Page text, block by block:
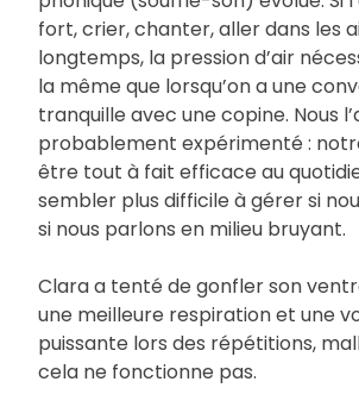
fort, crier, chanter, aller dans les
longtemps, la pression d’air
la même que lorsqu’on a une
tranquille avec une copine. Nous
probablement expérimenté :
être tout à fait efficace au
sembler plus difficile à gérer si
si nous parlons en milieu bruyant.
Clara a tenté de gonfler son
une meilleure respiration et une
puissante lors des répétitions,
cela ne fonctionne pas.